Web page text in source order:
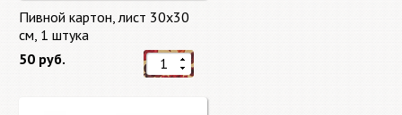
Пивной картон, лист 30х30
cм, 1 штука
50 руб.